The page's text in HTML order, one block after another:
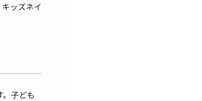
ッズネイ
子ども